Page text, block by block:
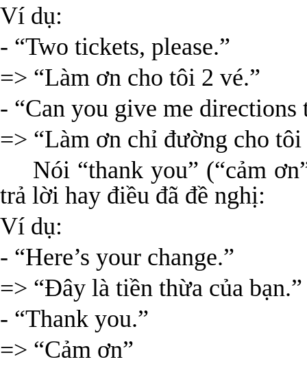
Ví dụ:
- “Two tickets, please.”
=> “Làm ơn cho tôi 2 vé.”
- “Can you give me directions
=> “Làm ơn chỉ đường cho
Nói “thank you” (“cảm
trả lời hay điều đã đề nghị:
Ví dụ:
- “Here’s your change.”
=> “Đây là tiền thừa của bạn.”
- “Thank you.”
=> “Cảm ơn”